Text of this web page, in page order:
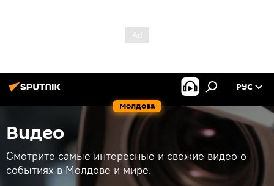
Молдова
РУС
Видео
Смотрите самые интересные и свежие видео о
событиях в Молдове и мире.